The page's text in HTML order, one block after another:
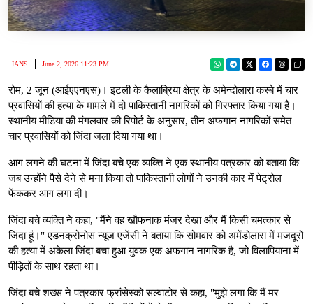
IANS June 2, 2026 11:23 PM
रोम, 2 जून (आईएएनएस)। इटली के कैलाब्रिया क्षेत्र के अमेन्दोलारा कस्बे में चार
प्रवासियों की हत्या के मामले में दो पाकिस्तानी नागरिकों को गिरफ्तार किया गया है।
स्थानीय मीडिया की मंगलवार की रिपोर्ट के अनुसार, तीन अफगान नागरिकों समेत
चार प्रवासियों को जिंदा जला दिया गया था।
आग लगने की घटना में जिंदा बचे एक व्यक्ति ने एक स्थानीय पत्रकार को बताया कि
जब उन्होंने पैसे देने से मना किया तो पाकिस्तानी लोगों ने उनकी कार में पेट्रोल
फेंककर आग लगा दी।
जिंदा बचे व्यक्ति ने कहा, "मैंने वह खौफनाक मंजर देखा और मैं किसी चमत्कार से
जिंदा हूं।" एडनक्रोनोस न्यूज एजेंसी ने बताया कि सोमवार को अमेंडोलारा में मजदूरों
की हत्या में अकेला जिंदा बचा हुआ युवक एक अफगान नागरिक है, जो विलापियाना में
पीड़ितों के साथ रहता था।
जिंदा बचे शख्स ने पत्रकार फ्रांसेस्को सल्वाटोर से कहा, "मुझे लगा कि मैं मर